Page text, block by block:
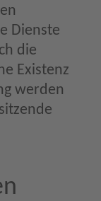
Dienste
die
Existenz
werden